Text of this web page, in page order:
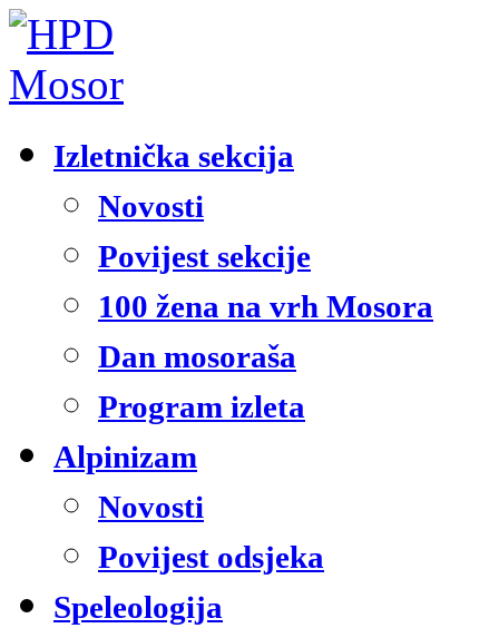
Izletnička sekcija
Novosti
Povijest sekcije
100 žena na vrh Mosora
Dan mosoraša
Program izleta
Alpinizam
Novosti
Povijest odsjeka
Speleologija